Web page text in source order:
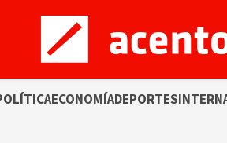
ECONOMÍADEPORTES